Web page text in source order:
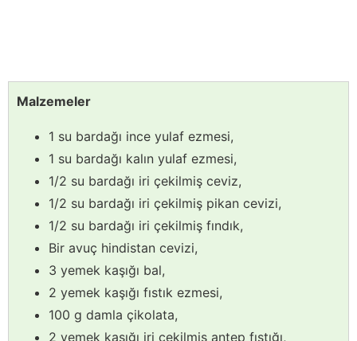
Malzemeler
1 su bardağı ince yulaf ezmesi,
1 su bardağı kalın yulaf ezmesi,
1/2 su bardağı iri çekilmiş ceviz,
1/2 su bardağı iri çekilmiş pikan cevizi,
1/2 su bardağı iri çekilmiş fındık,
Bir avuç hindistan cevizi,
3 yemek kaşığı bal,
2 yemek kaşığı fıstık ezmesi,
100 g damla çikolata,
2 yemek kaşığı iri çekilmiş antep fıstığı,